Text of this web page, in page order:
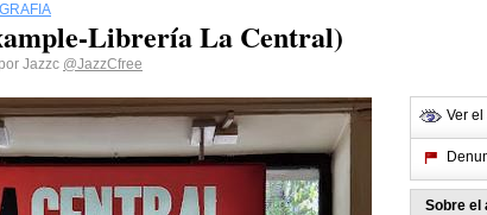
Librería La Central)
Jazzc @JazzCfree
Ver el
Sobre el